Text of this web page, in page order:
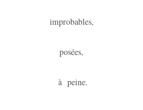
improbables,
posées,
à peine.